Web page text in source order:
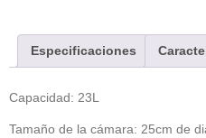
Especificaciones
Capacidad: 23L
Tamaño de la cámara: 25cm de